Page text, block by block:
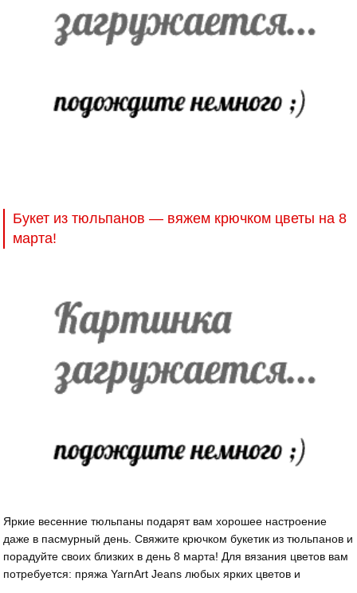
Букет из тюльпанов — вяжем крючком цветы на 8
марта!
Яркие весенние тюльпаны подарят вам хорошее настроение
даже в пасмурный день. Свяжите крючком букетик из тюльпанов и
порадуйте своих близких в день 8 марта! Для вязания цветов вам
потребуется: пряжа YarnArt Jeans любых ярких цветов и